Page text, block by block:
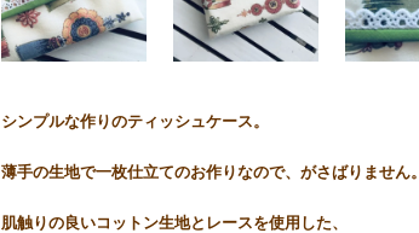
シンプルな作りのティッシュケース。
薄手の生地で一枚仕立てのお作りなので、がさばりません。
肌触りの良いコットン生地とレースを使用した、